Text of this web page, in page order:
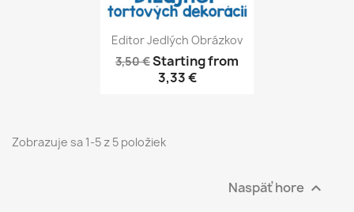
Editor Jedlých Obrázkov
3,50 €Starting from
3,33 €
Zobrazuje sa 1-5 z 5 položiek
Naspäť hore 